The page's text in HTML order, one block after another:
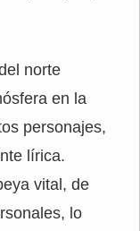
norte
en la
personajes,
lírica.
vital, de
lo